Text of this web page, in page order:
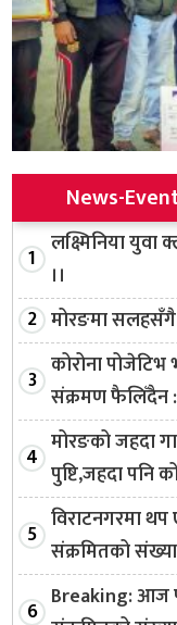
News-
लक्ष्मिनिया
।।
मोरङमा सलहसँगै
कोरोना
संक्रमण
मोरङको जहदा
पुष्टि,जहदा पनि
विराटनगरमा थप
संक्रमितको
Breaking: आज